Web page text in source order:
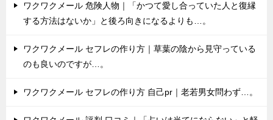
ワクワクメール 危険人物｜「かつて愛し合っていた人と復縁
する方法はないか」と後ろ向きになるよりも…。
ワクワクメール セフレの作り方｜草葉の陰から見守っている
のも良いのですが…。
ワクワクメール セフレの作り方 自己pr｜老若男女問わず…。